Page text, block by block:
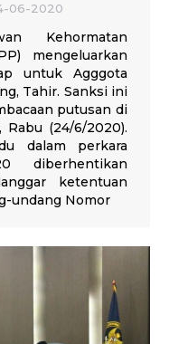
06-2020
Kehormatan
mengeluarkan
untuk Agggota
Tahir. Sanksi ini
putusan di
Rabu (24/6/2020).
dalam perkara
diberhentikan
ketentuan
undang Nomor